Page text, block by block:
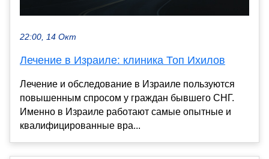
22:00, 14 Окт
Лечение в Израиле: клиника Топ Ихилов
Лечение и обследование в Израиле пользуются
повышенным спросом у граждан бывшего СНГ.
Именно в Израиле работают самые опытные и
квалифицированные вра...